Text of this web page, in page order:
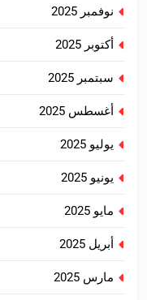
نوفمبر 2025
أكتوبر 2025
سبتمبر 2025
أغسطس 2025
يوليو 2025
يونيو 2025
مايو 2025
أبريل 2025
مارس 2025